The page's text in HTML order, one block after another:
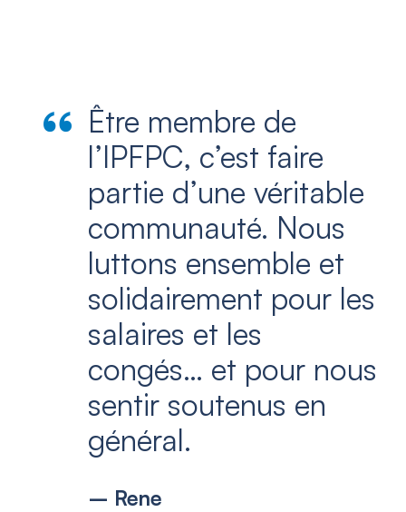
Être membre de
l’IPFPC, c’est faire
partie d’une véritable
communauté. Nous
luttons ensemble et
solidairement pour les
salaires et les
congés… et pour nous
sentir soutenus en
général.
– Rene